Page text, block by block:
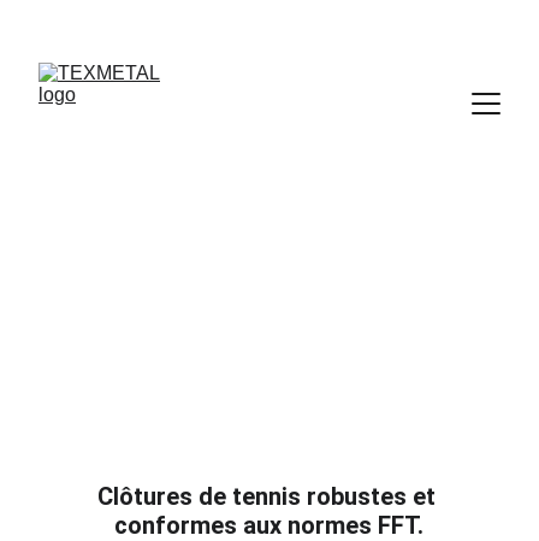
Clôtures de tennis robustes et
conformes aux normes FFT.